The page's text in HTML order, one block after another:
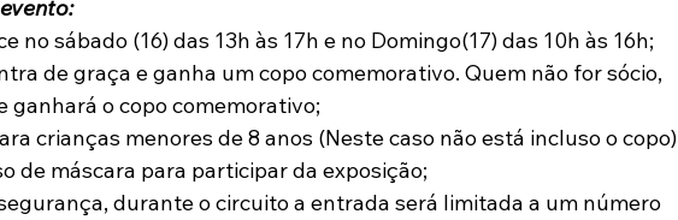
no sábado (16) das 13h às 17h e no Domingo(17) das 10h às 16h;
de graça e ganha um copo comemorativo. Quem não for sócio,
ganhará o copo comemorativo;
crianças menores de 8 anos (Neste caso não está incluso o copo)
de máscara para participar da exposição;
durante o circuito a entrada será limitada a um número